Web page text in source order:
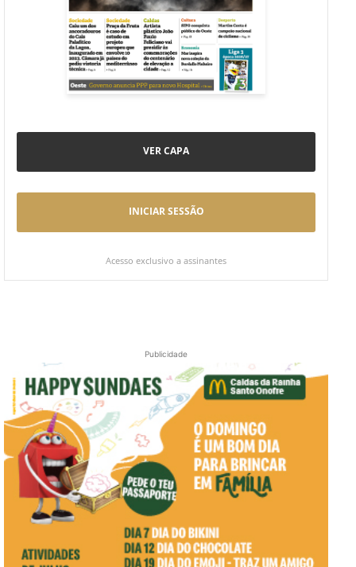
VER CAPA
INICIAR SESSÃO
Acesso exclusivo a assinantes
Publicidade